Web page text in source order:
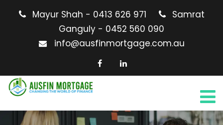
Mayur Shah - 0413 626 971
Samrat
Ganguly - 0452 560 090
info@ausfinmortgage.com.au